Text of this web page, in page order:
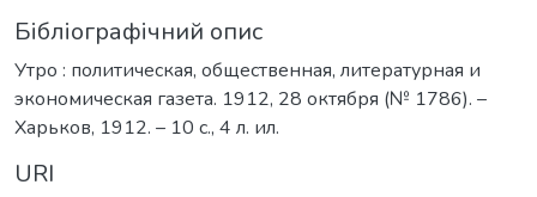
Бібліографічний опис
Утро : политическая, общественная, литературная и
экономическая газета. 1912, 28 октября (№ 1786). –
Харьков, 1912. – 10 с., 4 л. ил.
URI